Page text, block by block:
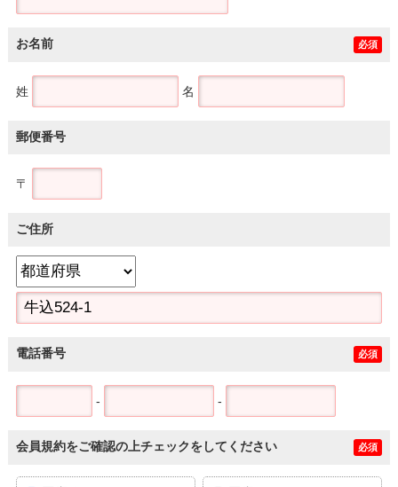
お名前 必須
姓 名
郵便番号
〒
ご住所
電話番号 必須
- -
会員規約をご確認の上チェックをしてください 必須